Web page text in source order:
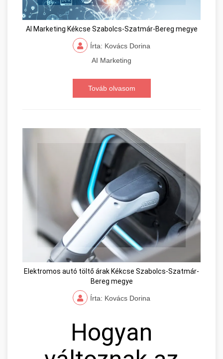
AI Marketing Kékcse Szabolcs-Szatmár-Bereg megye
Írta: Kovács Dorina
AI Marketing
Továb olvasom
Elektromos autó töltő árak Kékcse Szabolcs-Szatmár-
Bereg megye
Írta: Kovács Dorina
Hogyan